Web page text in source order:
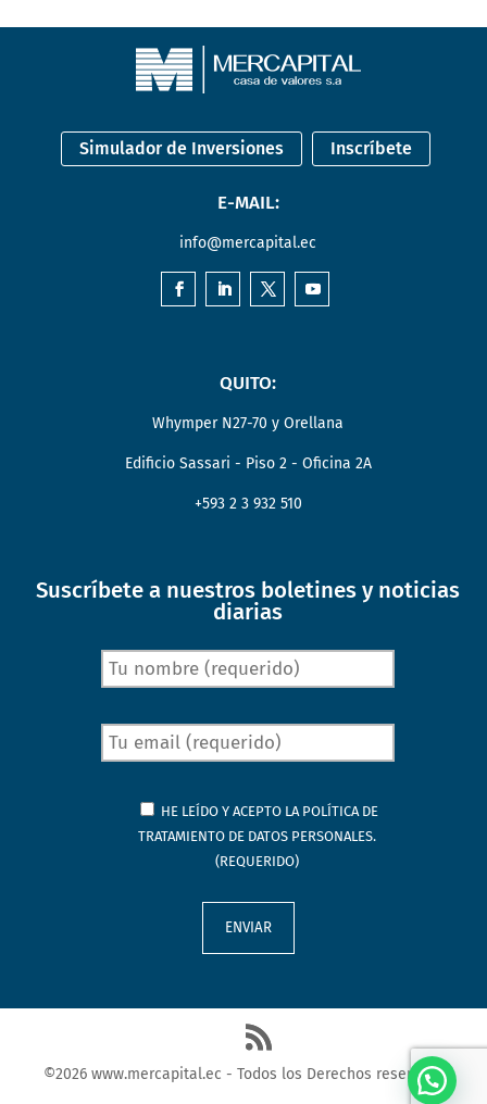
Simulador de Inversiones Inscríbete
E-MAIL:
info@mercapital.ec
QUITO:
Whymper N27-70 y Orellana
Edificio Sassari - Piso 2 - Oficina 2A
+593 2 3 932 510
Suscríbete a nuestros boletines y noticias
diarias
HE LEÍDO Y ACEPTO LA POLÍTICA DE
TRATAMIENTO DE DATOS PERSONALES.
(REQUERIDO)
©2026 www.mercapital.ec - Todos los Derechos reservados